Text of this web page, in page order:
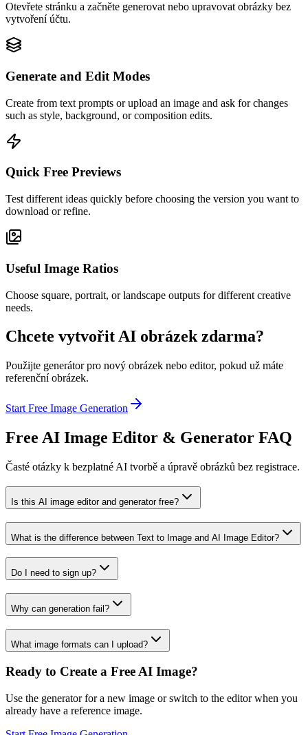
Otevřete stránku a začněte generovat nebo upravovat obrázky bez
vytvoření účtu.
Generate and Edit Modes
Create from text prompts or upload an image and ask for changes
such as style, background, or composition edits.
Quick Free Previews
Test different ideas quickly before choosing the version you want to
download or refine.
Useful Image Ratios
Choose square, portrait, or landscape outputs for different creative
needs.
Chcete vytvořit AI obrázek zdarma?
Použijte generátor pro nový obrázek nebo editor, pokud už máte
referenční obrázek.
Start Free Image Generation
Free AI Image Editor & Generator FAQ
Časté otázky k bezplatné AI tvorbě a úpravě obrázků bez registrace.
Is this AI image editor and generator free?
What is the difference between Text to Image and AI Image Editor?
Do I need to sign up?
Why can generation fail?
What image formats can I upload?
Ready to Create a Free AI Image?
Use the generator for a new image or switch to the editor when you
already have a reference image.